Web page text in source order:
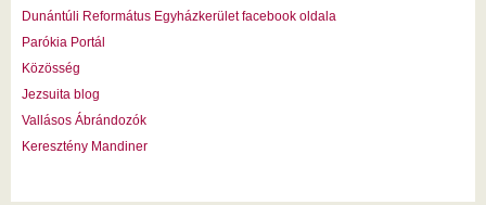
Dunántúli Református Egyházkerület facebook oldala
Parókia Portál
Közösség
Jezsuita blog
Vallásos Ábrándozók
Keresztény Mandiner